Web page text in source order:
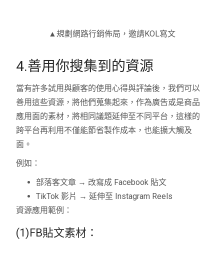
▲規劃網路行銷佈局，邀請KOL寫文
4.善用你搜集到的資源
當有許多試用與顧客的使用心得與評論後，我們可以
善用這些資源，將他們蒐集起來，作為廣告或是商品
應用面的素材，將相同議題延伸至不同平台，這樣的
跨平台再利用不僅能節省製作成本，也能擴大觸及
面。
例如：
部落客文章 → 改寫成 Facebook 貼文
TikTok 影片 → 延伸至 Instagram Reels
資源應用範例：
(1)FB貼文素材：